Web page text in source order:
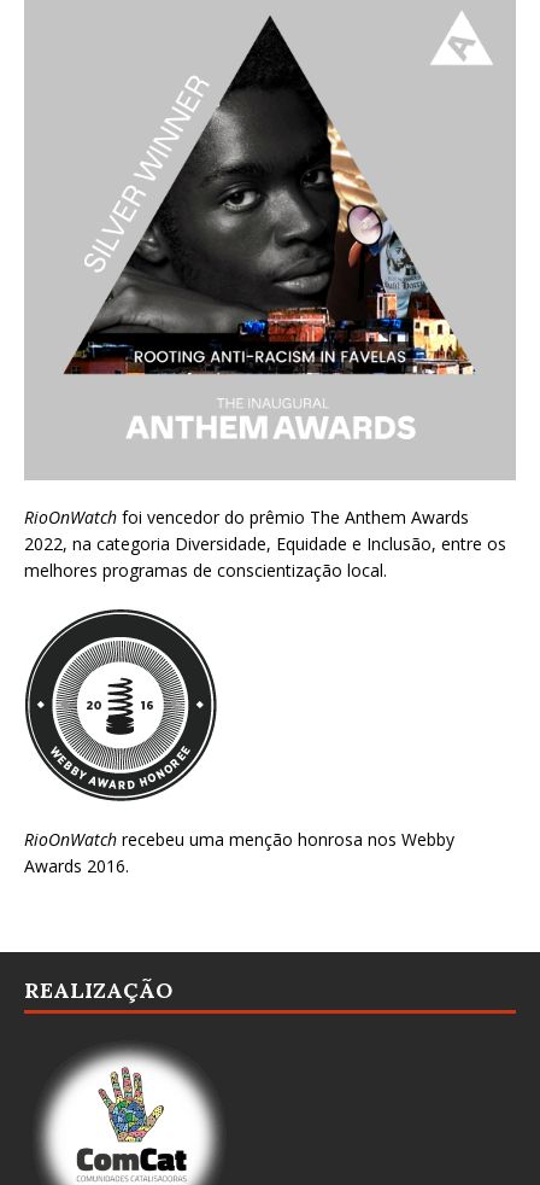
RioOnWatch foi vencedor do prêmio The Anthem Awards
2022, na categoria Diversidade, Equidade e Inclusão, entre os
melhores programas de conscientização local.
RioOnWatch recebeu uma menção honrosa nos Webby
Awards 2016.
REALIZAÇÃO